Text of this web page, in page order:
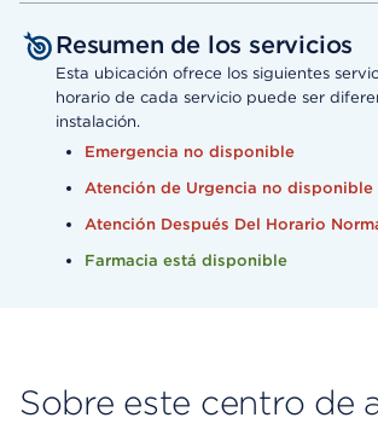
Resumen de los servicios
Esta ubicación ofrece los siguientes
horario de cada servicio puede ser
instalación.
Emergencia no disponible
Atención de Urgencia no disponible
Atención Después Del Horario
Farmacia está disponible
Sobre este centro de